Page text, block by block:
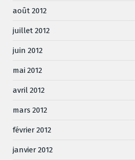
août 2012
juillet 2012
juin 2012
mai 2012
avril 2012
mars 2012
février 2012
janvier 2012